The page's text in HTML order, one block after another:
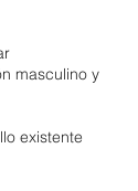
masculino y
existente